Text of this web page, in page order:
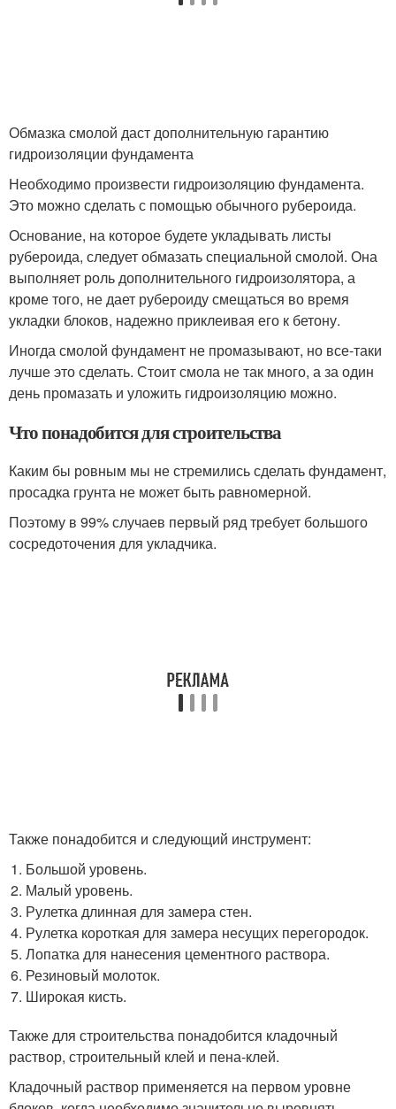
Обмазка смолой даст дополнительную гарантию
гидроизоляции фундамента
Необходимо произвести гидроизоляцию фундамента.
Это можно сделать с помощью обычного рубероида.
Основание, на которое будете укладывать листы
рубероида, следует обмазать специальной смолой. Она
выполняет роль дополнительного гидроизолятора, а
кроме того, не дает рубероиду смещаться во время
укладки блоков, надежно приклеивая его к бетону.
Иногда смолой фундамент не промазывают, но все-таки
лучше это сделать. Стоит смола не так много, а за один
день промазать и уложить гидроизоляцию можно.
Что понадобится для строительства
Каким бы ровным мы не стремились сделать фундамент,
просадка грунта не может быть равномерной.
Поэтому в 99% случаев первый ряд требует большого
сосредоточения для укладчика.
Также понадобится и следующий инструмент:
Большой уровень.
Малый уровень.
Рулетка длинная для замера стен.
Рулетка короткая для замера несущих перегородок.
Лопатка для нанесения цементного раствора.
Резиновый молоток.
Широкая кисть.
Также для строительства понадобится кладочный
раствор, строительный клей и пена-клей.
Кладочный раствор применяется на первом уровне